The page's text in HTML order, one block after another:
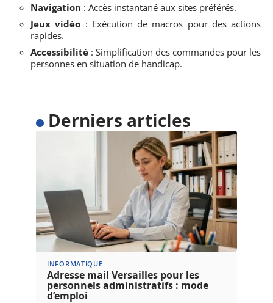
Navigation : Accès instantané aux sites préférés.
Jeux vidéo : Exécution de macros pour des actions
rapides.
Accessibilité : Simplification des commandes pour les
personnes en situation de handicap.
Derniers articles
INFORMATIQUE
Adresse mail Versailles pour les
personnels administratifs : mode
d’emploi